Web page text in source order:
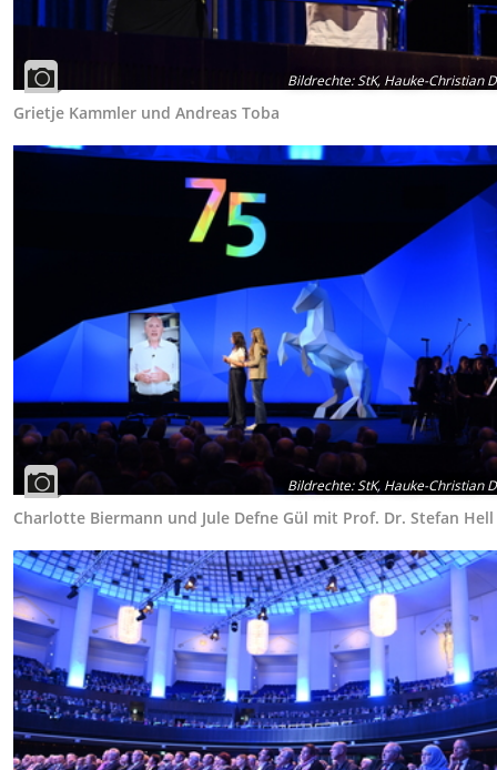
Bildrechte:StK, Hauke-Christian
Grietje Kammler und Andreas Toba
Bildrechte:StK, Hauke-Christian
Charlotte Biermann und Jule Defne Gül mit Prof. Dr. Stefan Hell